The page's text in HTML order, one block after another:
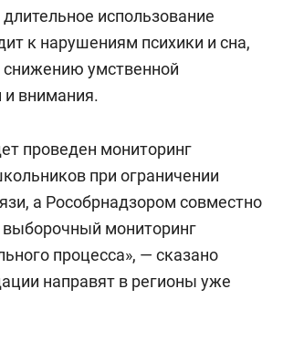
использование
к нарушениям психики и сна,
снижению умственной
и внимания.
проведен мониторинг
при ограничении
а Рособрнадзором совместно
мониторинг
процесса», — сказано
направят в регионы уже